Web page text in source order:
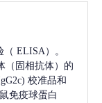
（ ELISA）。
（固相抗体）的
校准品和
免疫球蛋白